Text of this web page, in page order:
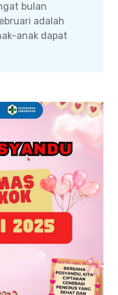
bulan
adalah
anak dapat